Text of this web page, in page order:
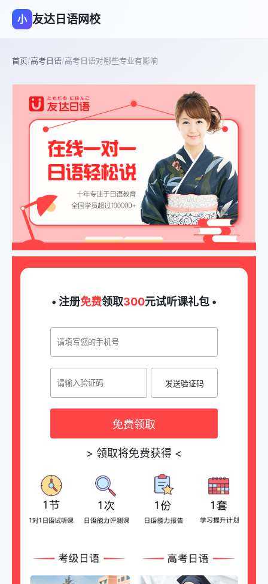
小 友达日语网校
首页/高考日语/高考日语对哪些专业有影响
• 注册免费领取300元试听课礼包 •
发送验证码
免费领取
> 领取将免费获得 <